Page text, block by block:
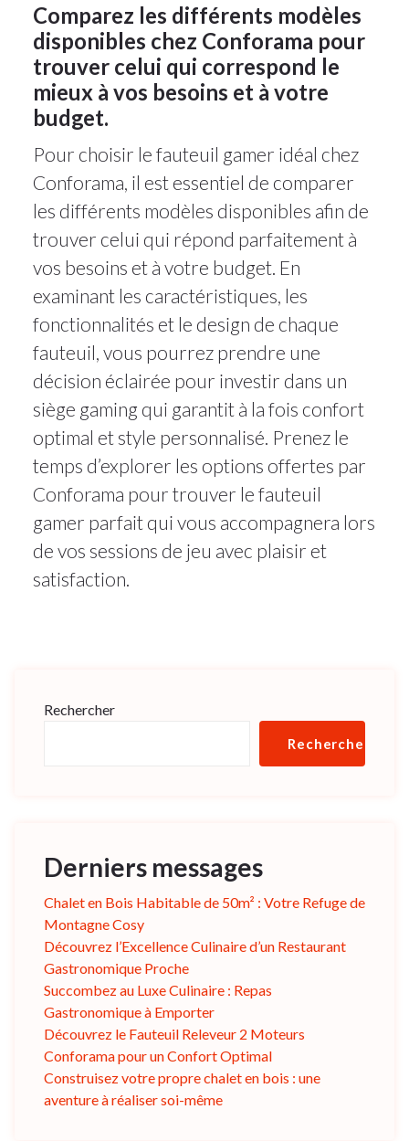
Comparez les différents modèles
disponibles chez Conforama pour
trouver celui qui correspond le
mieux à vos besoins et à votre
budget.
Pour choisir le fauteuil gamer idéal chez
Conforama, il est essentiel de comparer
les différents modèles disponibles afin de
trouver celui qui répond parfaitement à
vos besoins et à votre budget. En
examinant les caractéristiques, les
fonctionnalités et le design de chaque
fauteuil, vous pourrez prendre une
décision éclairée pour investir dans un
siège gaming qui garantit à la fois confort
optimal et style personnalisé. Prenez le
temps d’explorer les options offertes par
Conforama pour trouver le fauteuil
gamer parfait qui vous accompagnera lors
de vos sessions de jeu avec plaisir et
satisfaction.
Rechercher
Rechercher
Derniers messages
Chalet en Bois Habitable de 50m² : Votre Refuge de
Montagne Cosy
Découvrez l’Excellence Culinaire d’un Restaurant
Gastronomique Proche
Succombez au Luxe Culinaire : Repas
Gastronomique à Emporter
Découvrez le Fauteuil Releveur 2 Moteurs
Conforama pour un Confort Optimal
Construisez votre propre chalet en bois : une
aventure à réaliser soi-même